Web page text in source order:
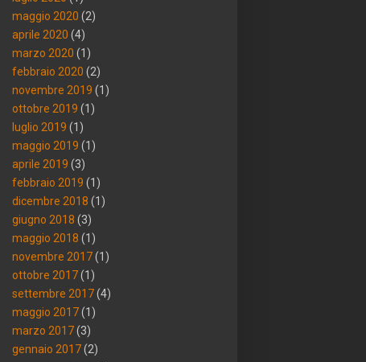
maggio 2020 (2)
aprile 2020 (4)
marzo 2020 (1)
febbraio 2020 (2)
novembre 2019 (1)
ottobre 2019 (1)
luglio 2019 (1)
maggio 2019 (1)
aprile 2019 (3)
febbraio 2019 (1)
dicembre 2018 (1)
giugno 2018 (3)
maggio 2018 (1)
novembre 2017(1)
ottobre 2017(1)
settembre 2017(4)
maggio 2017(1)
marzo 2017(3)
gennaio 2017(2)